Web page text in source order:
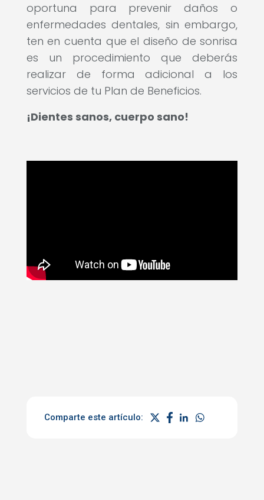
oportuna para prevenir daños o
enfermedades dentales, sin embargo,
ten en cuenta que el diseño de sonrisa
es un procedimiento que deberás
realizar de forma adicional a los
servicios de tu Plan de Beneficios.
¡Dientes sanos, cuerpo sano!
Comparte este artículo: